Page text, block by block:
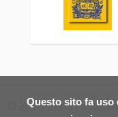
Questo sito fa uso
© 2026 Zona